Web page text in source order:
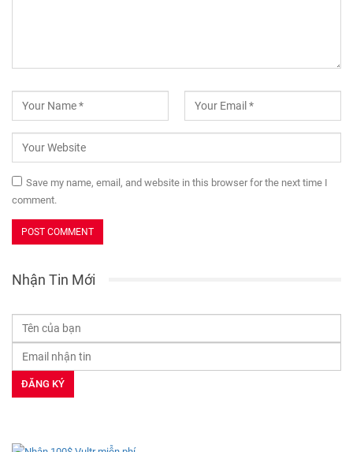
Save my name, email, and website in this browser for the next time I
comment.
Nhận Tin Mới